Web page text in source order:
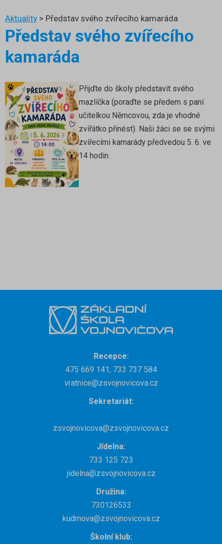
Aktuality > Představ svého zvířecího kamaráda
Představ svého zvířecího
kamaráda
Přijďte do školy představit svého
mazlíčka (poraďte se předem s paní
učitelkou Němcovou, zda je vhodné
zvířátko přinést). Naši žáci se se svými
zvířecími kamarády předvedou 5. 6. ve
14 hodin.
Recepce:
475 669 141, 733 737 584
vratnice@zsvojnovicova.cz
Sekretariát:
zsvojnovicova@zsvojnovicova.cz
Jídelna:
733 125 723
jidelna@zsvojnovicova.cz
Družina:
730126533
kudrnova@zsvojnovicova.cz
Školní klub: